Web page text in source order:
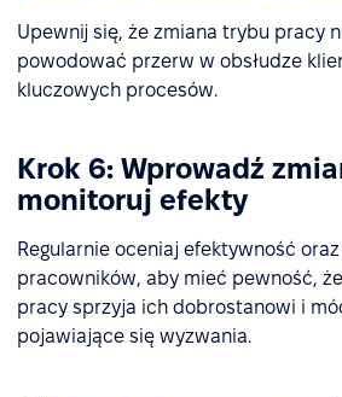
Upewnij się, że zmiana trybu pracy
powodować przerw w obsłudze
kluczowych procesów.
Krok 6: Wprowadź
monitoruj efekty
Regularnie oceniaj efektywność
pracowników, aby mieć pewność,
pracy sprzyja ich dobrostanowi i
pojawiające się wyzwania.